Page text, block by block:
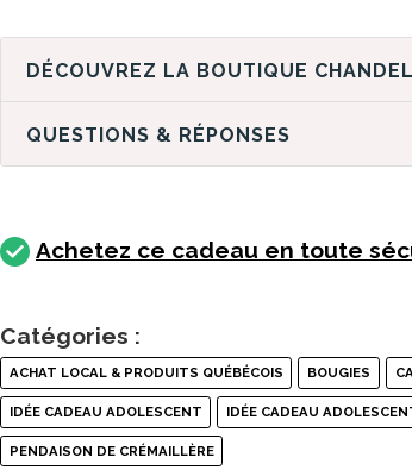
DÉCOUVREZ LA
QUESTIONS & RÉPONSES
Achetez ce cadeau en toute
Catégories :
ACHAT LOCAL & PRODUITS QUÉBÉCOIS BOUGIES
IDÉE CADEAU ADOLESCENT IDÉE CADEAU
PENDAISON DE CRÉMAILLÈRE